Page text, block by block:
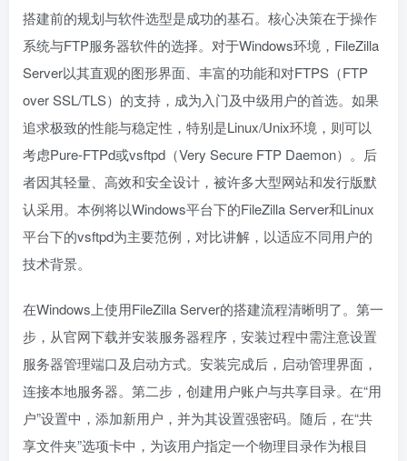
搭建前的规划与软件选型是成功的基石。核心决策在于操作
系统与FTP服务器软件的选择。对于Windows环境，FileZilla
Server以其直观的图形界面、丰富的功能和对FTPS（FTP
over SSL/TLS）的支持，成为入门及中级用户的首选。如果
追求极致的性能与稳定性，特别是Linux/Unix环境，则可以
考虑Pure-FTPd或vsftpd（Very Secure FTP Daemon）。后
者因其轻量、高效和安全设计，被许多大型网站和发行版默
认采用。本例将以Windows平台下的FileZilla Server和Linux
平台下的vsftpd为主要范例，对比讲解，以适应不同用户的
技术背景。
在Windows上使用FileZilla Server的搭建流程清晰明了。第一
步，从官网下载并安装服务器程序，安装过程中需注意设置
服务器管理端口及启动方式。安装完成后，启动管理界面，
连接本地服务器。第二步，创建用户账户与共享目录。在“用
户”设置中，添加新用户，并为其设置强密码。随后，在“共
享文件夹”选项卡中，为该用户指定一个物理目录作为根目